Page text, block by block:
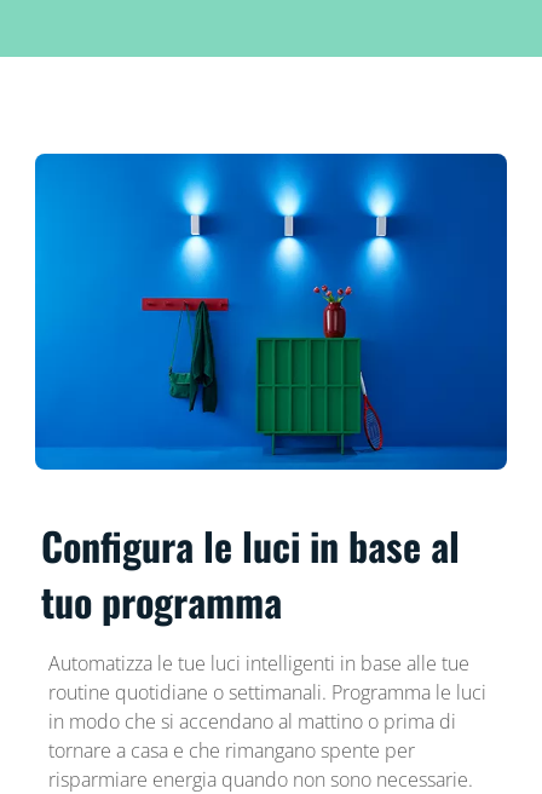
Configura le luci in base al
tuo programma
Automatizza le tue luci intelligenti in base alle tue
routine quotidiane o settimanali. Programma le luci
in modo che si accendano al mattino o prima di
tornare a casa e che rimangano spente per
risparmiare energia quando non sono necessarie.